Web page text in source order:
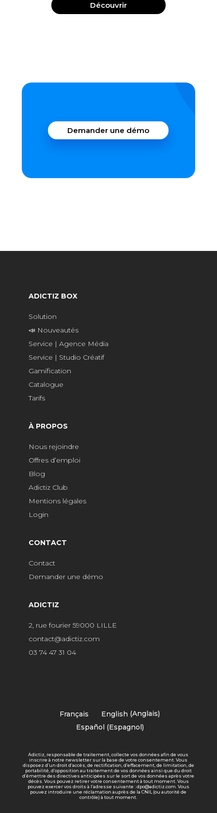
Découvrir
Demander une démo
ADICTIZ BOX
Solution
📣 Nouveautés
Service | Agence Média
Service | Studio Créatif
Gamification
Catalogue
Tarifs
À PROPOS
Nous rejoindre
Offres d’emploi
Blog
Adictiz Club
Mentions légales
Login
CONTACT
Contact
Demander une démo
ADICTIZ
2, rue fourier 59000 LILLE
contact@adictiz.com
03 74 47 31 04
Français English (Anglais)
Español (Espagnol)
Adictiz, responsable de traitement, collecte vos données afin de vous
inscrire à notre newsletter sur la base de votre consentement. Vous
disposez d’un droit d’accès, de rectification, d’effacement, de limitation, de
portabilité, d’opposition au traitement de vos données ainsi que du droit
d’émettre des directives anticipées sur le sort de vos données après votre
décès. Vous pouvez retirer votre consentement à tout moment. Vous
pouvez exercer vos droits à l’adresse suivante : dpo@adictiz.com. Vous
pouvez introduire une réclamation auprès de la CNIL (ou autorité de
contrôle) à tout moment.